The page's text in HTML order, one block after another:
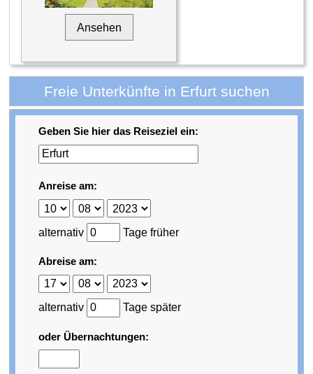
Ansehen
Freie Unterkünfte in Erfurt suchen
Geben Sie hier das Reiseziel ein:
Anreise am:
alternativ Tage früher
Abreise am:
alternativ Tage später
oder Übernachtungen: